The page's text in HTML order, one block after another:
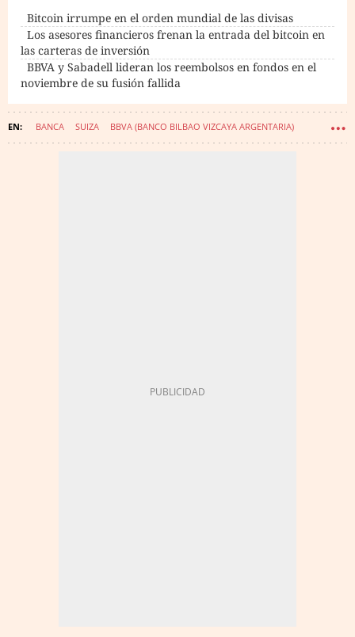
Bitcoin irrumpe en el orden mundial de las divisas
Los asesores financieros frenan la entrada del bitcoin en
las carteras de inversión
BBVA y Sabadell lideran los reembolsos en fondos en el
noviembre de su fusión fallida
BANCA SUIZA BBVA (BANCO BILBAO VIZCAYA ARGENTARIA)